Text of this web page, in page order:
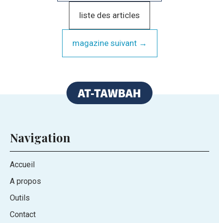
liste des articles
magazine suivant →
Navigation
Accueil
A propos
Outils
Contact